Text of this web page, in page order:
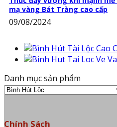
mạ vàng Bát Tràng cao cấp
09/08/2024
Danh mục sản phẩm
Chính Sách